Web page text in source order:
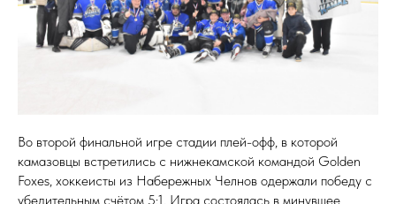
Во второй финальной игре стадии плей-офф, в которой
камазовцы встретились с нижнекамской командой Golden
Foxes, хоккеисты из Набережных Челнов одержали победу с
убедительным счётом 5:1. Игра состоялась в минувшее